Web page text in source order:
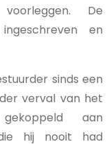
De
en
sinds een
verval van het
aan
hij nooit had